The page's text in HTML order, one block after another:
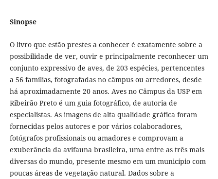
Sinopse
O livro que estão prestes a conhecer é exatamente sobre a
possibilidade de ver, ouvir e principalmente reconhecer um
conjunto expressivo de aves, de 203 espécies, pertencentes
a 56 famílias, fotografadas no câmpus ou arredores, desde
há aproximadamente 20 anos. Aves no Câmpus da USP em
Ribeirão Preto é um guia fotográfico, de autoria de
especialistas. As imagens de alta qualidade gráfica foram
fornecidas pelos autores e por vários colaboradores,
fotógrafos profissionais ou amadores e comprovam a
exuberância da avifauna brasileira, uma entre as três mais
diversas do mundo, presente mesmo em um município com
poucas áreas de vegetação natural. Dados sobre a